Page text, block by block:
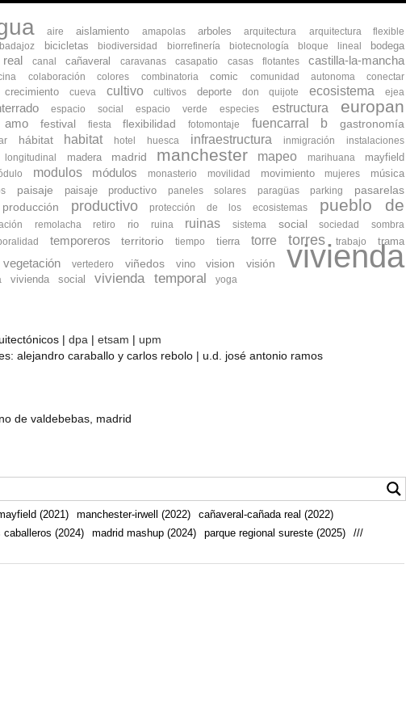
aire aislamiento amapolas arboles arquitectura arquitectura flexible
badajoz bicicletas biodiversidad biorrefinería biotecnología bloque lineal bodega
canal cañaveral caravanas casapatio casas flotantes castilla-la-mancha
colaboración colores combinatoria comic comunidad autonoma conectar
crecimiento cueva cultivo cultivos deporte don quijote ecosistema
ejea
espacio social espacio verde especies estructura europan
festival fiesta flexibilidad fotomontaje fuencarral b gastronomía
hábitat habitat hotel huesca infraestructura inmigración instalaciones
longitudinal madera madrid manchester mapeo marihuana mayfield
modulos módulos monasterio movilidad movimiento mujeres música
paisaje paisaje productivo paneles solares paragüas parking pasarelas
producción productivo protección de los ecosistemas
pueblo de
remolacha retiro rio ruina ruinas sistema social sociedad sombra
temporeros territorio tiempo tierra torre torres trabajo
trama
vegetación vertedero viñedos vino vision visión vivienda
vivienda social vivienda temporal yoga
| dpa | etsam | upm
alejandro caraballo y carlos rebolo | u.d. josé antonio ramos
de valdebebas, madrid
(2021) manchester-irwell (2022)
cañaveral-cañada real (2022)
caballeros (2024) madrid mashup (2024) parque regional sureste (2025)
///